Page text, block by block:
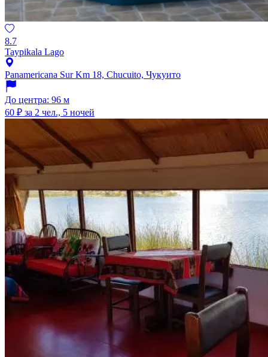
8.7
Taypikala Lago
Panamericana Sur Km 18, Chucuito, Чукуито
До центра: 96 м
60 ₽ за 2 чел., 5 ночей